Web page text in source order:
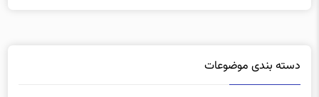
آذربایجان شرقی